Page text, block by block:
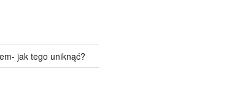
jak tego uniknąć?